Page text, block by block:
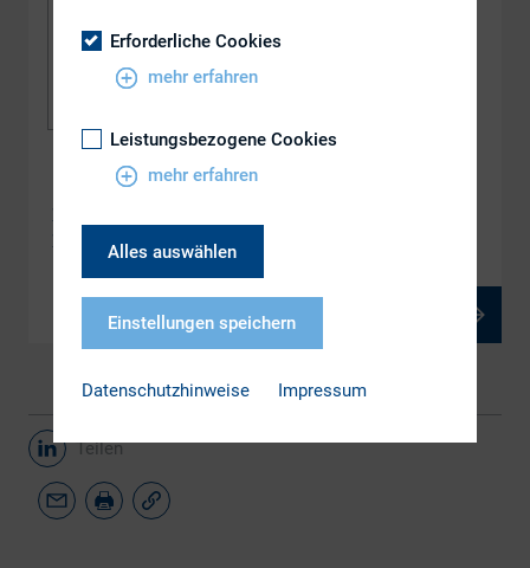
DOWNLOAD
DIRK-Corner: ESG-Ratings in IR – Strategien
Herausforderungen und Best Practices
Teilen
Erforderliche Cookies
mehr erfahren
Leistungsbezogene Cookies
mehr erfahren
Alles auswählen
Einstellungen speichern
Datenschutzhinweise Impressum